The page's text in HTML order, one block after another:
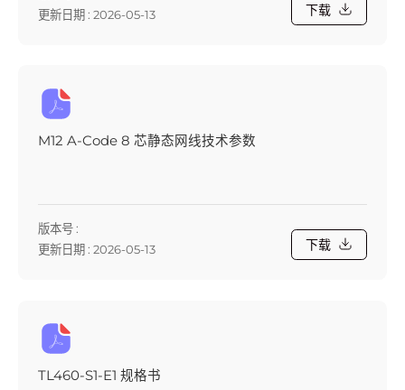
更新日期 : 2026-05-13
下载
M12 A-Code 8 芯静态网线技术参数
版本号 :
更新日期 : 2026-05-13
下载
TL460-S1-E1 规格书